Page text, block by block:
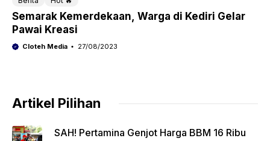
Semarak Kemerdekaan, Warga di Kediri Gelar
Pawai Kreasi
Cloteh Media 27/08/2023
Artikel Pilihan
SAH! Pertamina Genjot Harga BBM 16 Ribu